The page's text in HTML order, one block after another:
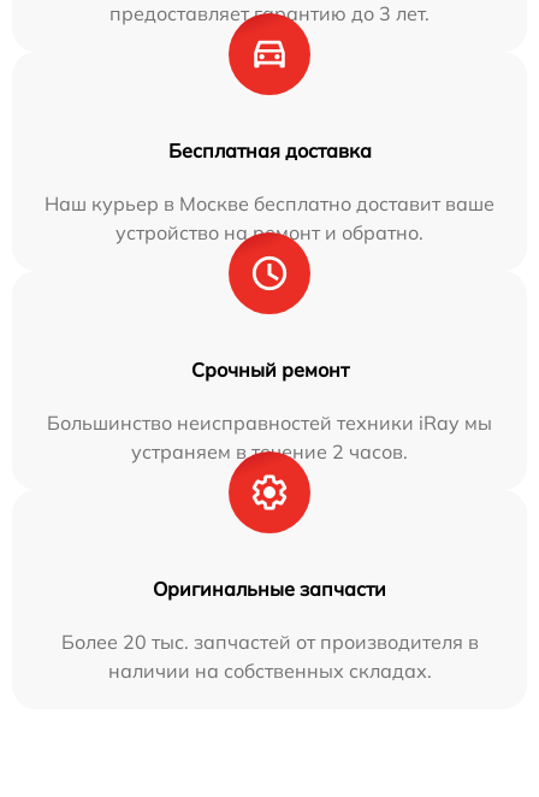
предоставляет гарантию до 3 лет.
Бесплатная доставка
Наш курьер в Москве бесплатно доставит ваше
устройство на ремонт и обратно.
Срочный ремонт
Большинство неисправностей техники iRay мы
устраняем в течение 2 часов.
Оригинальные запчасти
Более 20 тыс. запчастей от производителя в
наличии на собственных складах.